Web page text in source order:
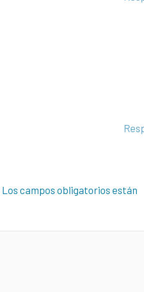
Los campos obligatorios están